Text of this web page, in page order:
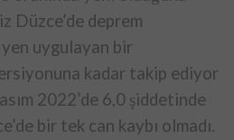
Düzce’de deprem
uygulayan bir
kadar takip ediyor
2022’de 6,0 şiddetinde
bir tek can kaybı olmadı.